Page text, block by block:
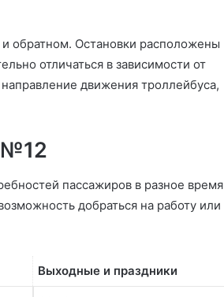
обратном. Остановки расположены
отличаться в зависимости от
движения троллейбуса,
№12
пассажиров в разное время
добраться на работу или
Выходные и праздники